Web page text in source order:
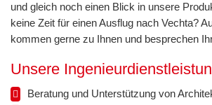
und gleich noch einen Blick in unsere
keine Zeit für einen Ausflug nach Vechta?
kommen gerne zu Ihnen und besprechen
Unsere
Beratung und Unterstützung von